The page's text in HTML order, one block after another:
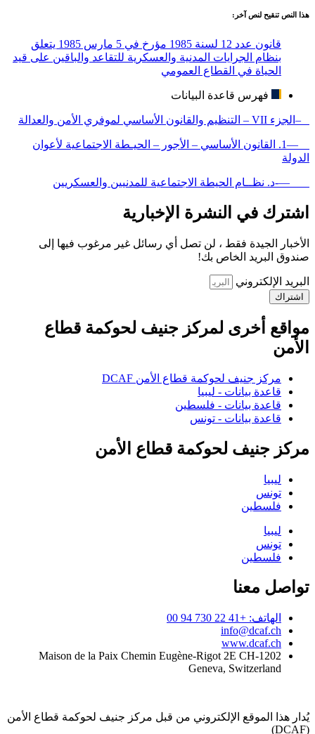
هذا النص تنقيح لنص آخر:
قانون عدد 12 لسنة 1985 مؤرخ في 5 مارس 1985 يتعلق
بنظام الجرايات المدنية والعسكرية للتقاعد والباقين على قيد
الحياة في القطاع العمومي
فهرس قاعدة البيانات
–الجزء VII – التنظيم والقانون الأساسي لموفري الأمن والعدالة
—1. القانون الأساسي – الأجور – الحيـطة الاجتماعية لأعوان
الدولة
—-د. نظــام الحيطة الاجتماعية للمدنيين والعسكريين
اشترك في النشرة الإخبارية
الأخبار الجيدة فقط ، لن تصل أي رسائل غير مرغوب فيها إلى
صندوق البريد الخاص بك!
البريد الإلكتروني
اشتراك
مواقع أخرى لمركز جنيف لحوكمة قطاع
الأمن
مركز جنيف لحوكمة قطاع الأمن DCAF
قاعدة بيانات - ليبيا
قاعدة بيانات - فلسطين
قاعدة بيانات - تونس
مركز جنيف لحوكمة قطاع الأمن
ليبيا
تونس
فلسطين
ليبيا
تونس
فلسطين
تواصل معنا
الهاتف: +41 22 730 94 00
info@dcaf.ch
www.dcaf.ch
Maison de la Paix Chemin Eugène-Rigot 2E CH-1202
Geneva, Switzerland
يُدار هذا الموقع الإلكتروني من قبل مركز جنيف لحوكمة قطاع الأمن
(DCAF)